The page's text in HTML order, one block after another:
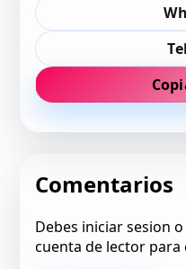
Comentarios
Debes iniciar sesion
cuenta de lector para